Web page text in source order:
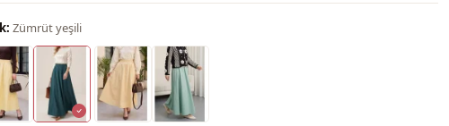
Zümrüt yeşili